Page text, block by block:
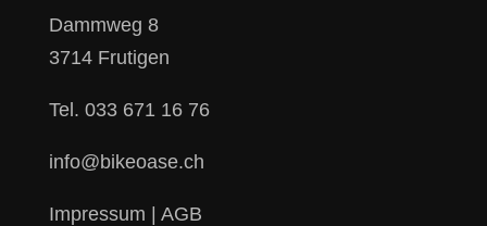
Dammweg 8
3714 Frutigen
Tel. 033 671 16 76
info@bikeoase.ch
Impressum | AGB